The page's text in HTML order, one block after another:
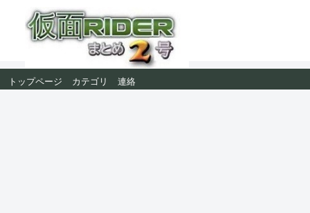
トップページ カテゴリ 連絡